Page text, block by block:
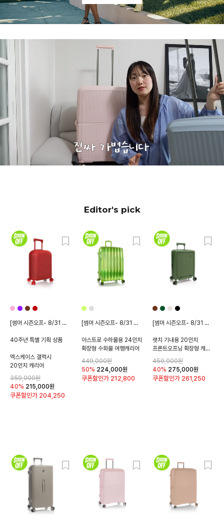
Editor's pick
[썸머 시즌오프- 8/31 종료]
40주년 특별 기획 상품
엑스케이스 갤럭시
20인치 캐리어
359,000원
40% 215,000원
쿠폰할인가 204,250
[썸머 시즌오프- 8/31 종료]
아스트로 수하물용 24인치
확장형 수화물 여행캐리어
449,000원
50% 224,000원
쿠폰할인가 212,800
[썸머 시즌오프- 8/31 종료]
랫치 기내용 20인치
프론트오프닝 확장형 캐리어
459,000원
40% 275,000원
쿠폰할인가 261,250